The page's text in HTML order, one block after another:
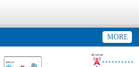
MORE